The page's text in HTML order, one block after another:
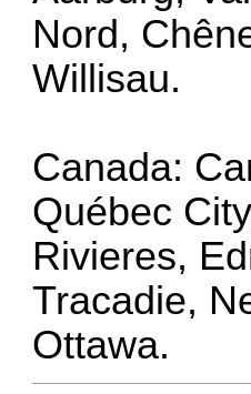
Nord,
Willisau.
Canada:
Québec
Rivieres,
Tracadie,
Ottawa.